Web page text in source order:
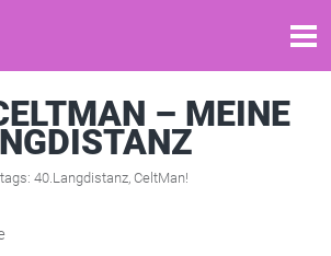
– MEINE
tags: 40.Langdistanz, CeltMan!